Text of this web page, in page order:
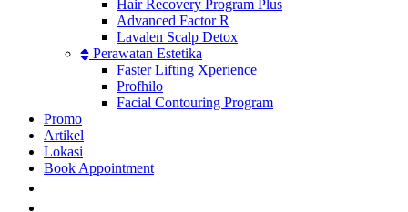
Hair Recovery Program Plus
Advanced Factor R
Lavalen Scalp Detox
Perawatan Estetika
Faster Lifting Xperience
Profhilo
Facial Contouring Program
Promo
Artikel
Lokasi
Book Appointment